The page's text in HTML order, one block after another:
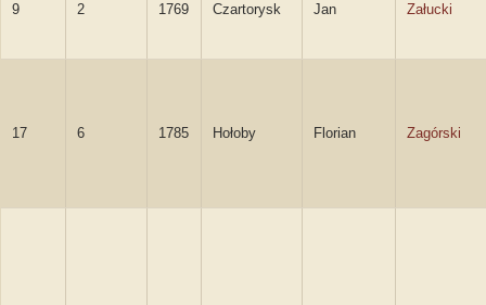
9 2 1769 Czartorysk Jan Załucki
17 6 1785 Hołoby Florian Zagórski